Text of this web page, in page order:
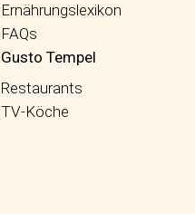
Ernährungslexikon
FAQs
Gusto Tempel
Restaurants
TV-Köche